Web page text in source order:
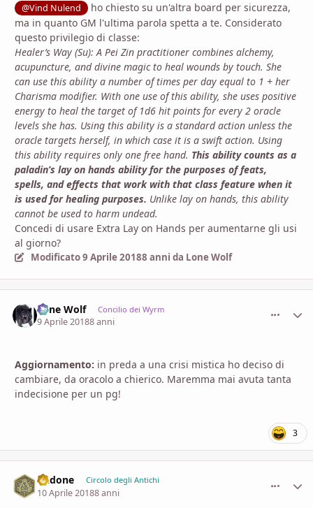
@Vind Nulend
ho chiesto su un'altra board per sicurezza,
ma in quanto GM l'ultima parola spetta a te. Considerato
questo privilegio di classe:
Healer’s Way (Su): A Pei Zin practitioner combines alchemy,
acupuncture, and divine magic to heal wounds by touch. She
can use this ability a number of times per day equal to 1 + her
Charisma modifier. With one use of this ability, she uses positive
energy to heal the target of 1d6 hit points for every 2 oracle
levels she has. Using this ability is a standard action unless the
oracle targets herself, in which case it is a swift action. Using
this ability requires only one free hand. This ability counts as a
paladin’s lay on hands ability for the purposes of feats,
spells, and effects that work with that class feature when it
is used for healing purposes. Unlike lay on hands, this ability
cannot be used to harm undead.
Concedi di usare Extra Lay on Hands per aumentarne gli usi
al giorno?
Modificato9 Aprile 20188 anni da Lone Wolf
Lone Wolf Concilio dei Wyrm
9 Aprile 20188 anni
Aggiornamento: in preda a una crisi mistica ho deciso di
cambiare, da oracolo a chierico. Maremma mai avuta tanta
indecisione per un pg!
3
Dadone Circolo degli Antichi
10 Aprile 20188 anni